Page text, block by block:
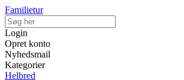
Familietur
Login
Opret konto
Nyhedsmail
Kategorier
Helbred